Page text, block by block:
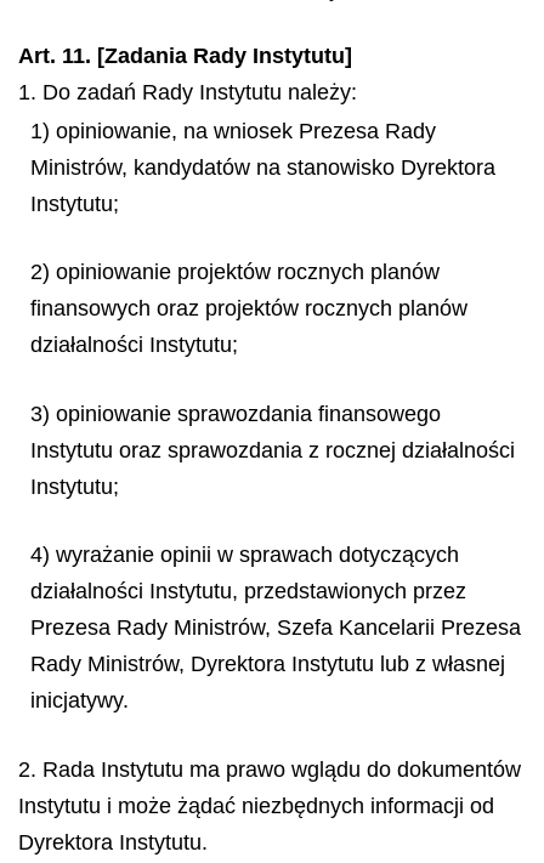
Art. 11. [Zadania Rady Instytutu]
1. Do zadań Rady Instytutu należy:
1) opiniowanie, na wniosek Prezesa Rady
Ministrów, kandydatów na stanowisko Dyrektora
Instytutu;
2) opiniowanie projektów rocznych planów
finansowych oraz projektów rocznych planów
działalności Instytutu;
3) opiniowanie sprawozdania finansowego
Instytutu oraz sprawozdania z rocznej działalności
Instytutu;
4) wyrażanie opinii w sprawach dotyczących
działalności Instytutu, przedstawionych przez
Prezesa Rady Ministrów, Szefa Kancelarii Prezesa
Rady Ministrów, Dyrektora Instytutu lub z własnej
inicjatywy.
2. Rada Instytutu ma prawo wglądu do dokumentów
Instytutu i może żądać niezbędnych informacji od
Dyrektora Instytutu.